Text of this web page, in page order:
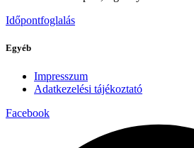
Időpontfoglalás
Egyéb
Impresszum
Adatkezelési tájékoztató
Facebook